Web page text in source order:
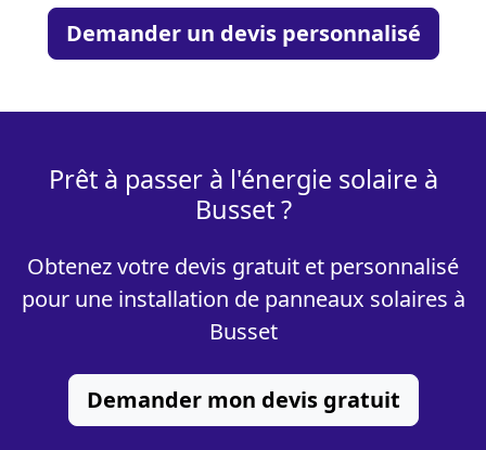
Demander un devis personnalisé
Prêt à passer à l'énergie solaire à
Busset ?
Obtenez votre devis gratuit et personnalisé
pour une installation de panneaux solaires à
Busset
Demander mon devis gratuit